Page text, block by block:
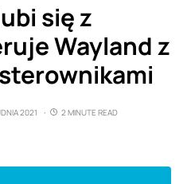
się z
Wayland z
2021
2 MINUTE READ